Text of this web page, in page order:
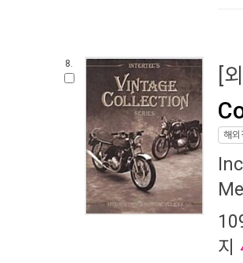
8. [
해외
지